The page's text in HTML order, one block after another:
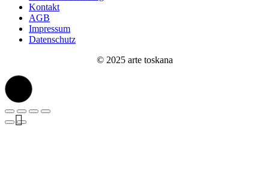
Kontakt
AGB
Impressum
Datenschutz
© 2025 arte toskana